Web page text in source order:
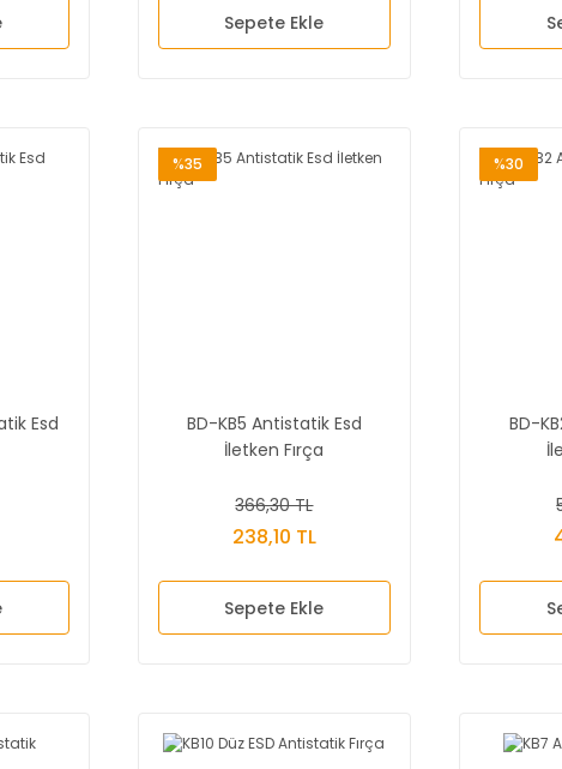
Sepete Ekle
Esd
%35
BD-KB5 Antistatik Esd
İletken Fırça
366,30 TL
238,10 TL
Sepete Ekle
%30
BD-